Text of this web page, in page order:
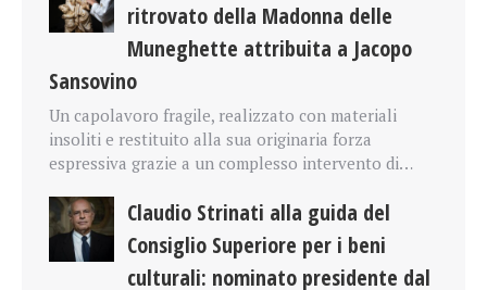
ritrovato della Madonna delle
Muneghette attribuita a Jacopo
Sansovino
Un capolavoro fragile, realizzato con materiali
insoliti e restituito alla sua originaria forza
espressiva grazie a un complesso intervento di…
Claudio Strinati alla guida del
Consiglio Superiore per i beni
culturali: nominato presidente dal